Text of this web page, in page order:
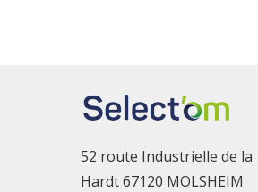
52 route Industrielle de la
Hardt 67120 MOLSHEIM